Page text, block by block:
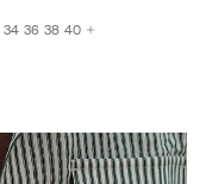
34 36 38 40